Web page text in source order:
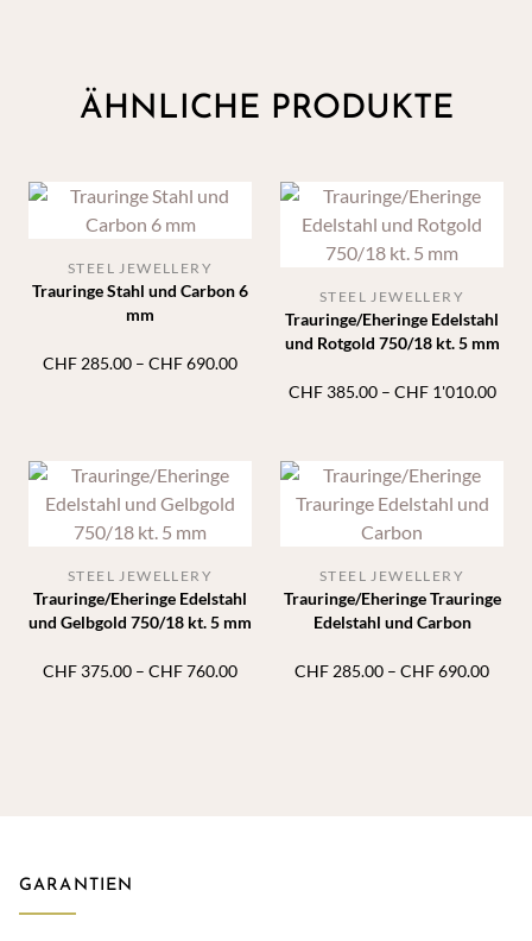
ÄHNLICHE PRODUKTE
Trauringe Stahl und Carbon 6
mm
STEEL JEWELLERY
CHF 285.00 – CHF690.00Preisspanne:
CHF 285.00
Trauringe/Eheringe Edelstahl
und Rotgold 750/18 kt. 5 mm
STEEL JEWELLERY
CHF385.00 – CHF1'010.00
Trauringe/Eheringe Edelstahl
und Gelbgold 750/18 kt. 5 mm
STEEL JEWELLERY
CHF 375.00 – CHF760.00Preisspanne:
Trauringe/Eheringe Trauringe
Edelstahl und Carbon
STEEL JEWELLERY
CHF 285.00 – CHF690.00
GARANTIEN